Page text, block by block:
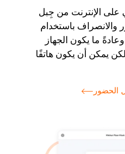
على الإنترنت من جِبل
باستخدام
ما يكون الجهاز
يمكن أن يكون هاتفًا
الحضور